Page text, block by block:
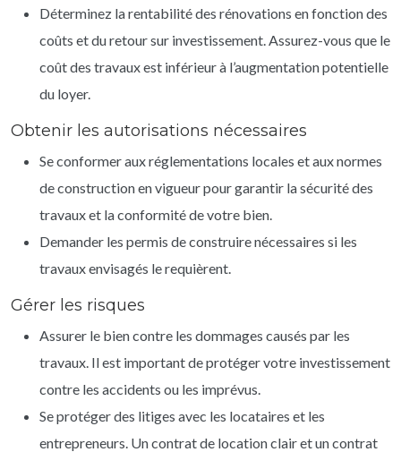
Déterminez la rentabilité des rénovations en fonction des
coûts et du retour sur investissement. Assurez-vous que le
coût des travaux est inférieur à l’augmentation potentielle
du loyer.
Obtenir les autorisations nécessaires
Se conformer aux réglementations locales et aux normes
de construction en vigueur pour garantir la sécurité des
travaux et la conformité de votre bien.
Demander les permis de construire nécessaires si les
travaux envisagés le requièrent.
Gérer les risques
Assurer le bien contre les dommages causés par les
travaux. Il est important de protéger votre investissement
contre les accidents ou les imprévus.
Se protéger des litiges avec les locataires et les
entrepreneurs. Un contrat de location clair et un contrat